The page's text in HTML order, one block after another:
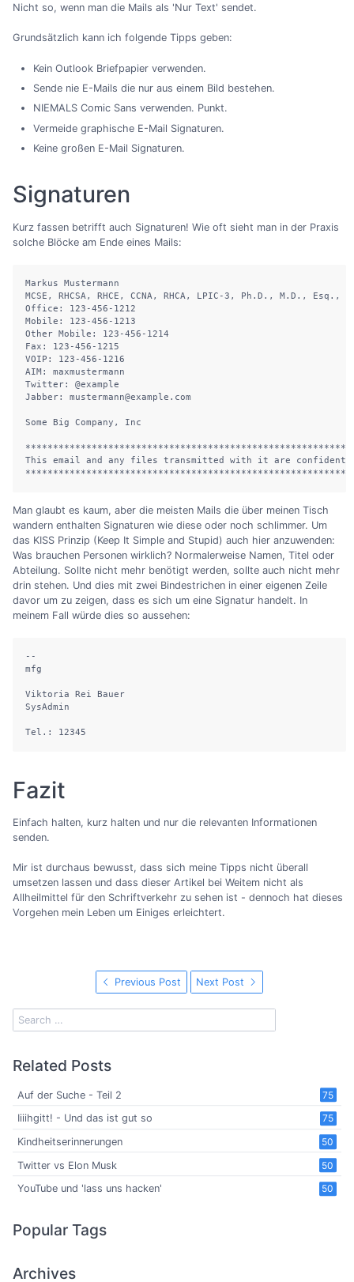
Nicht so, wenn man die Mails als 'Nur Text' sendet.
Grundsätzlich kann ich folgende Tipps geben:
Kein Outlook Briefpapier verwenden.
Sende nie E-Mails die nur aus einem Bild bestehen.
NIEMALS Comic Sans verwenden. Punkt.
Vermeide graphische E-Mail Signaturen.
Keine großen E-Mail Signaturen.
Signaturen
Kurz fassen betrifft auch Signaturen! Wie oft sieht man in der Praxis
solche Blöcke am Ende eines Mails:
Markus Mustermann
MCSE, RHCSA, RHCE, CCNA, RHCA, LPIC-3, Ph.D., M.D.,
Office: 123-456-1212
Mobile: 123-456-1213
Other Mobile: 123-456-1214
Fax: 123-456-1215
VOIP: 123-456-1216
AIM: maxmustermann
Twitter: @example
Jabber: mustermann@example.com
Some Big Company, Inc
This email and any files transmitted with it are
Man glaubt es kaum, aber die meisten Mails die über meinen Tisch
wandern enthalten Signaturen wie diese oder noch schlimmer. Um
das KISS Prinzip (Keep It Simple and Stupid) auch hier anzuwenden:
Was brauchen Personen wirklich? Normalerweise Namen, Titel oder
Abteilung. Sollte nicht mehr benötigt werden, sollte auch nicht mehr
drin stehen. Und dies mit zwei Bindestrichen in einer eigenen Zeile
davor um zu zeigen, dass es sich um eine Signatur handelt. In
meinem Fall würde dies so aussehen:
--
mfg
Viktoria Rei Bauer
SysAdmin
Tel.: 12345
Fazit
Einfach halten, kurz halten und nur die relevanten Informationen
senden.
Mir ist durchaus bewusst, dass sich meine Tipps nicht überall
umsetzen lassen und dass dieser Artikel bei Weitem nicht als
Allheilmittel für den Schriftverkehr zu sehen ist - dennoch hat dieses
Vorgehen mein Leben um Einiges erleichtert.
Previous Post Next Post
Related Posts
75
Auf der Suche - Teil 2
75
Iiiihgitt! - Und das ist gut so
50
Kindheitserinnerungen
50
Twitter vs Elon Musk
50
YouTube und 'lass uns hacken'
Popular Tags
Archives